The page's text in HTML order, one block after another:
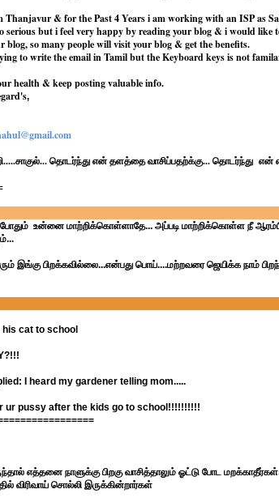
Thanjavur & for the Past 4 Years i am working with an ISP as
serious but i feel very happy by reading your blog & i would like
blog, so many people will visit your blog & get the benefits.
to write the email in Tamil but the Keyboard keys is not
health & keep posting valuable info.
,
தொடர்ந்து என் தளத்தை வாசிப்பதற்க்கு... தொடர்ந்து என்
போதும் உன்னை மாற்றிக்கொள்ளாதே... அப்படி மாற்றிக்கொள்ள நீ
இங்கு பிறக்கவில்லை...என்பது பொய்....மற்றவரை ஜெயிக்க நாம்
cat to school
I heard my gardener telling mom.....
ur pussy after the kids go to school!!!!!!!!!!
இருந்தால் எத்தனை நாளுக்கு பிறகு வாசித்தாலும் ஓட்டு போட
விரிவாய் சொல்லி இருக்கின்றார்கள்